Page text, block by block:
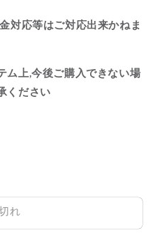
対応等はご対応出来かねま
ム上,今後ご購入できない場
ください
れ